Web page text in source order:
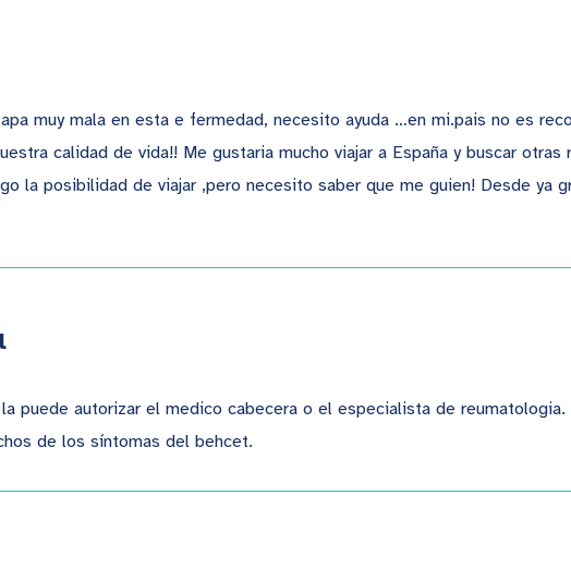
muy mala en esta e fermedad, necesito ayuda …en mi.pais no es
calidad de vida!! Me gustaria mucho viajar a España y buscar otras
la posibilidad de viajar ,pero necesito saber que me guien! Desde ya
puede autorizar el medico cabecera o el especialista de
de los síntomas del behcet.